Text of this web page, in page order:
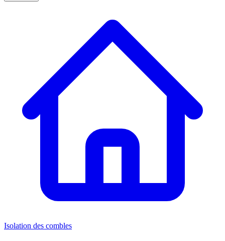
Isolation des combles